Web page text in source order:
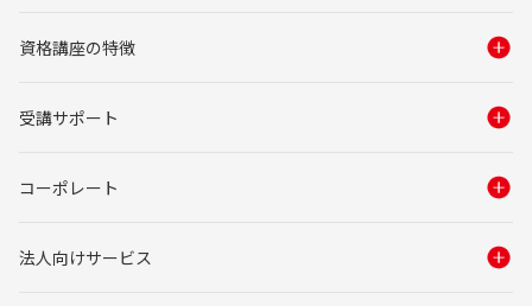
資格講座の特徴
受講サポート
コーポレート
法人向けサービス